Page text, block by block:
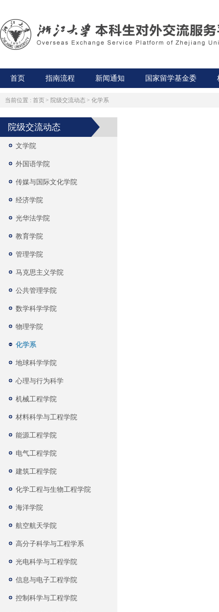
首页 指南流程 新闻通知 国家留学基金委
当前位置 : 首页 > 院级交流动态 > 化学系
院级交流动态
文学院
外国语学院
传媒与国际文化学院
经济学院
光华法学院
教育学院
管理学院
马克思主义学院
公共管理学院
数学科学学院
物理学院
化学系
地球科学学院
心理与行为科学
机械工程学院
材料科学与工程学院
能源工程学院
电气工程学院
建筑工程学院
化学工程与生物工程学院
海洋学院
航空航天学院
高分子科学与工程学系
光电科学与工程学院
信息与电子工程学院
控制科学与工程学院